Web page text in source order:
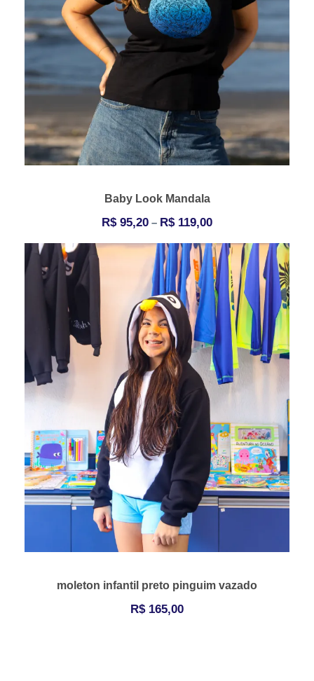
Baby Look Mandala
R$95,20 – R$119,00
moleton infantil preto pinguim vazado
R$165,00